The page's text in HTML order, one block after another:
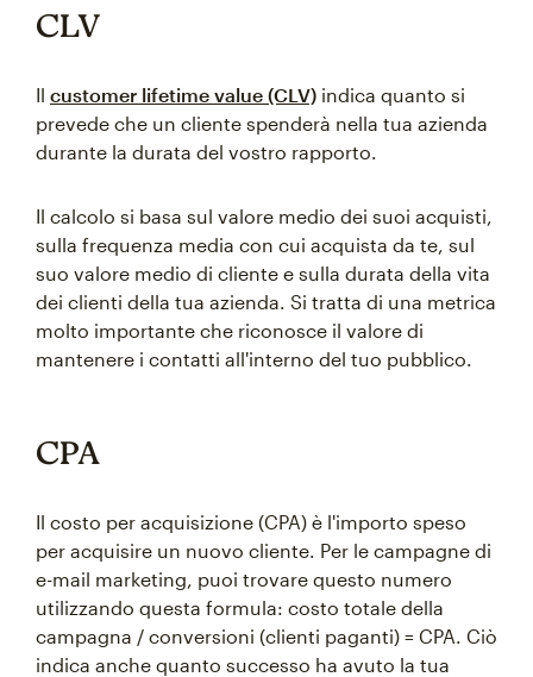
CLV
Il customer lifetime value (CLV) indica quanto si
prevede che un cliente spenderà nella tua azienda
durante la durata del vostro rapporto.
Il calcolo si basa sul valore medio dei suoi acquisti,
sulla frequenza media con cui acquista da te, sul
suo valore medio di cliente e sulla durata della vita
dei clienti della tua azienda. Si tratta di una metrica
molto importante che riconosce il valore di
mantenere i contatti all'interno del tuo pubblico.
CPA
Il costo per acquisizione (CPA) è l'importo speso
per acquisire un nuovo cliente. Per le campagne di
e-mail marketing, puoi trovare questo numero
utilizzando questa formula: costo totale della
campagna / conversioni (clienti paganti) = CPA. Ciò
indica anche quanto successo ha avuto la tua